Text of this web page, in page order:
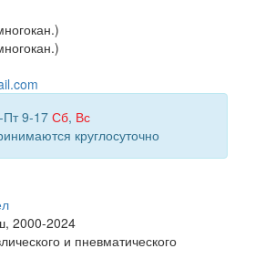
9-17 Сб, Вс
круглосуточно
2000-2024
и пневматического